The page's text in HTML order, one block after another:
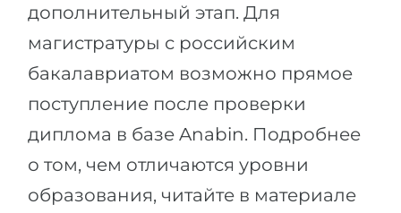
дополнительный этап. Для
магистратуры с российским
бакалавриатом возможно прямое
поступление после проверки
диплома в базе Anabin. Подробнее
о том, чем отличаются уровни
образования, читайте в материале